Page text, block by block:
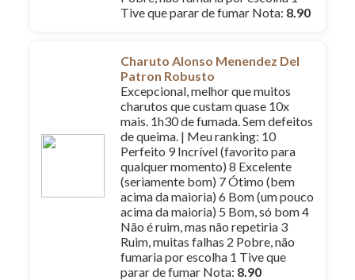
Tive que parar de fumar Nota: 8.90
Charuto Alonso Menendez Del
Patron Robusto
Excepcional, melhor que muitos
charutos que custam quase 10x
mais. 1h30 de fumada. Sem defeitos
de queima. | Meu ranking: 10
Perfeito 9 Incrível (favorito para
qualquer momento) 8 Excelente
(seriamente bom) 7 Ótimo (bem
acima da maioria) 6 Bom (um pouco
acima da maioria) 5 Bom, só bom 4
Não é ruim, mas não repetiria 3
Ruim, muitas falhas 2 Pobre, não
fumaria por escolha 1 Tive que
parar de fumar Nota: 8.90